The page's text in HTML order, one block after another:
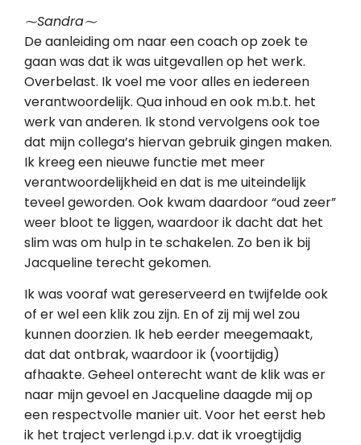
⁓Sandra⁓
De aanleiding om naar een coach op zoek te
gaan was dat ik was uitgevallen op het werk.
Overbelast. Ik voel me voor alles en iedereen
verantwoordelijk. Qua inhoud en ook m.b.t. het
werk van anderen. Ik stond vervolgens ook toe
dat mijn collega’s hiervan gebruik gingen maken.
Ik kreeg een nieuwe functie met meer
verantwoordelijkheid en dat is me uiteindelijk
teveel geworden. Ook kwam daardoor “oud zeer”
weer bloot te liggen, waardoor ik dacht dat het
slim was om hulp in te schakelen. Zo ben ik bij
Jacqueline terecht gekomen.
Ik was vooraf wat gereserveerd en twijfelde ook
of er wel een klik zou zijn. En of zij mij wel zou
kunnen doorzien. Ik heb eerder meegemaakt,
dat dat ontbrak, waardoor ik (voortijdig)
afhaakte. Geheel onterecht want de klik was er
naar mijn gevoel en Jacqueline daagde mij op
een respectvolle manier uit. Voor het eerst heb
ik het traject verlengd i.p.v. dat ik vroegtijdig